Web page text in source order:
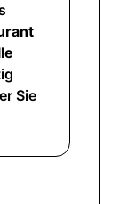
Sie